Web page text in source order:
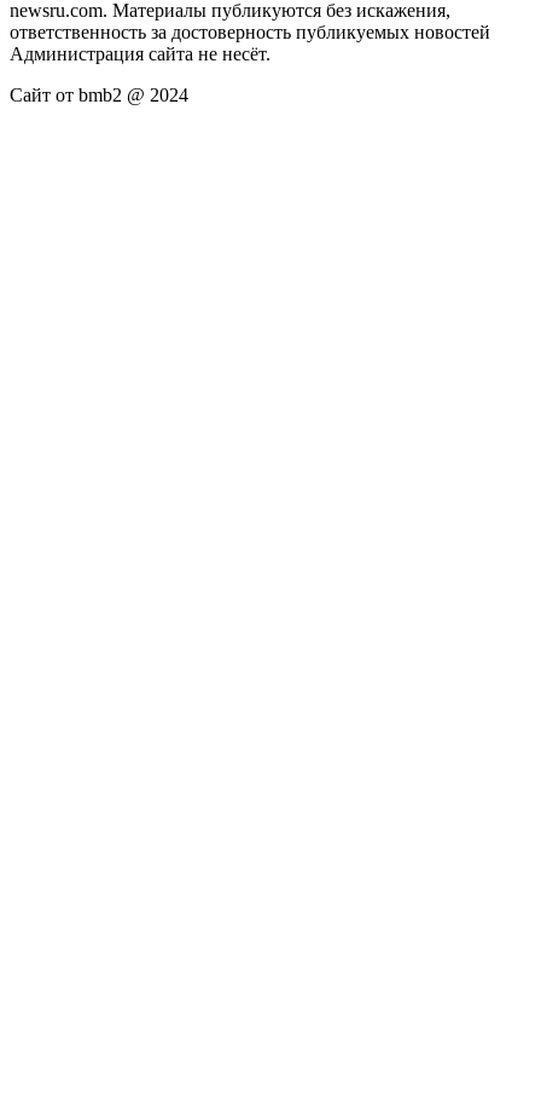
newsru.com. Материалы публикуются без искажения,
ответственность за достоверность публикуемых новостей
Администрация сайта не несёт.
Сайт от bmb2 @ 2024